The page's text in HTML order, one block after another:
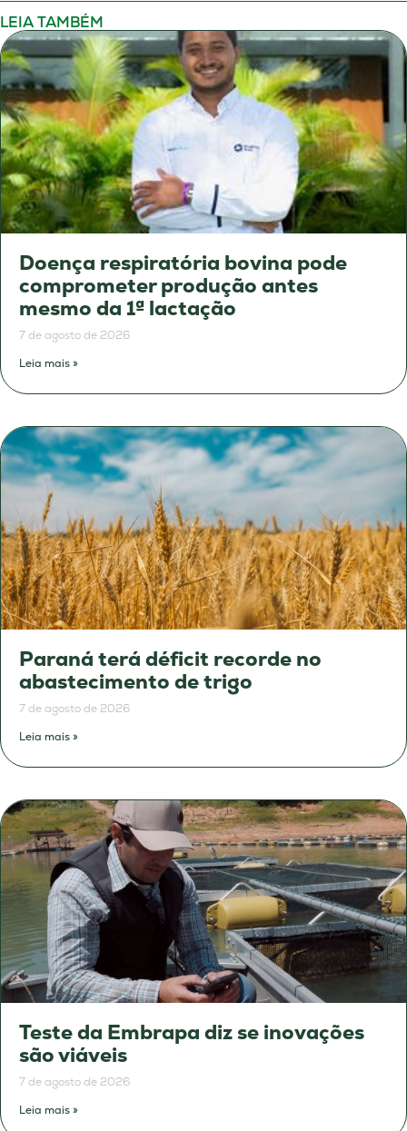
LEIA TAMBÉM
Doença respiratória bovina pode
comprometer produção antes
mesmo da 1ª lactação
7 de agosto de 2026
Leia mais »
Paraná terá déficit recorde no
abastecimento de trigo
7 de agosto de 2026
Leia mais »
Teste da Embrapa diz se inovações
são viáveis
7 de agosto de 2026
Leia mais »